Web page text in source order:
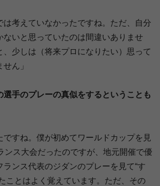
は考えていなかったですね。ただ、自分
ないと思っていたのは間違いありませ
、少しは（将来プロになりたい）思って
ん」
手のプレーの真似をするということも
ですね。僕が初めてワールドカップを見
ンス大会だったのですが、地元開催で優
ランス代表のジダンのプレーを見て“す
ことはよく覚えています。ただ、その